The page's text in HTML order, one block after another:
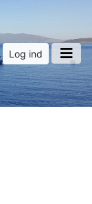
Log ind